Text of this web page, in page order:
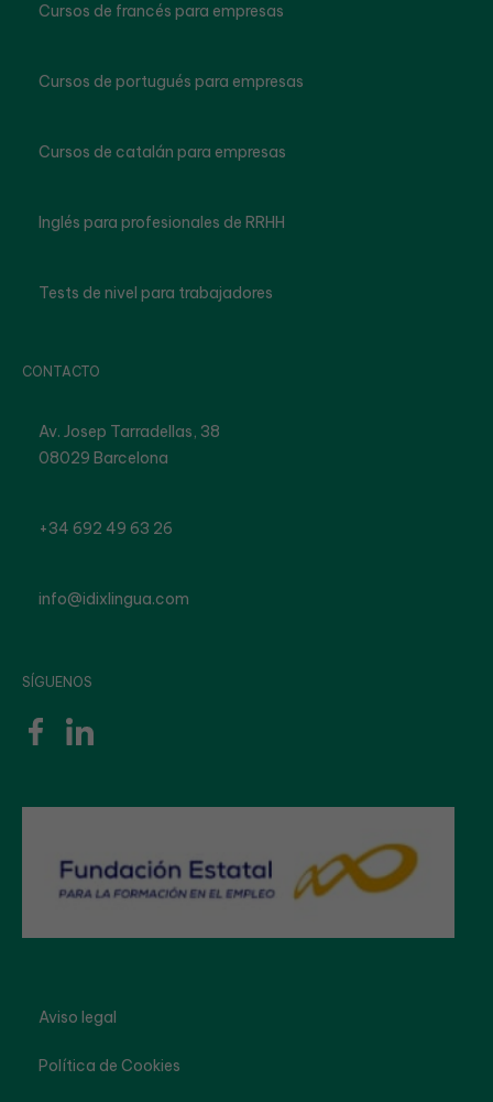
Cursos de francés para empresas
Cursos de portugués para empresas
Cursos de catalán para empresas
Inglés para profesionales de RRHH
Tests de nivel para trabajadores
CONTACTO
Av. Josep Tarradellas, 38
08029 Barcelona
+34 692 49 63 26
info@idixlingua.com
SÍGUENOS
Aviso legal
Política de Cookies